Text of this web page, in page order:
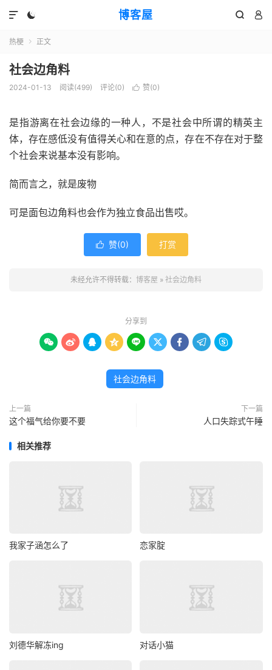
博客屋
  

热梗  正文
社会边角料
2024-01-13 阅读(499) 评论(0)  赞(0)
是指游离在社会边缘的一种人，不是社会中所谓的精英主
体，存在感低没有值得关心和在意的点，存在不存在对于整
个社会来说基本没有影响。
简而言之，就是废物
可是面包边角料也会作为独立食品出售哎。
 赞(0) 打赏
未经允许不得转载： 博客屋 » 社会边角料
分享到
        
社会边角料
上一篇
这个福气给你要不要
下一篇
人口失踪式午睡
相关推荐
我家子涵怎么了 恋家腚
刘德华解冻ing 对话小猫